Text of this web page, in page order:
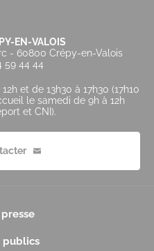
EN-VALOIS
- 60800 Crépy-en-Valois
59 44 44
et de 13h30 à 17h30 (17h10
le samedi de 9h à 12h
et CNI).
publics